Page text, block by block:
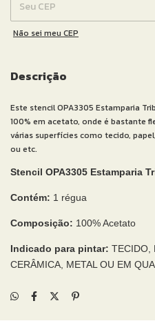
Não sei meu CEP
Descrição
Este stencil OPA3305 Estamparia
100% em acetato, onde é bastante
várias superfícies como tecido,
ou etc.
Stencil OPA3305 Estamparia
Contém: 1 régua
Composição: 100% Acetato
Indicado para pintar: TECIDO,
CERÂMICA, METAL OU EM